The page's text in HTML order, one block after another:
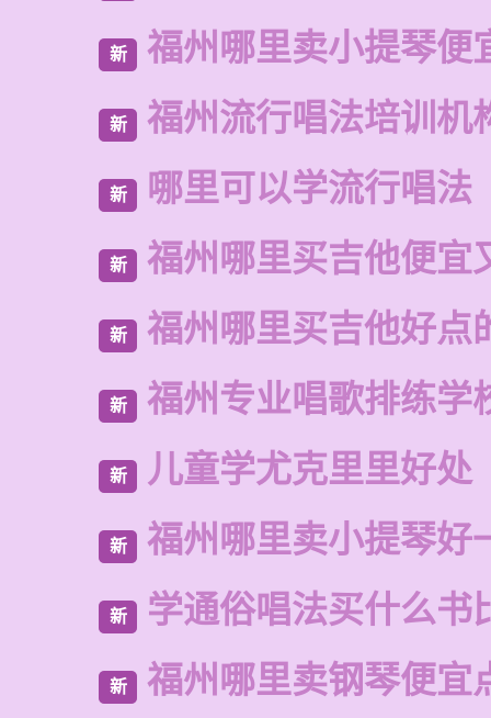
新 福州哪里卖小提琴便
新 福州流行唱法培训机
新 哪里可以学流行唱法
新 福州哪里买吉他便宜
新 福州哪里买吉他好点
新 福州专业唱歌排练学
新 儿童学尤克里里好处
新 福州哪里卖小提琴好
新 学通俗唱法买什么书
新 福州哪里卖钢琴便宜